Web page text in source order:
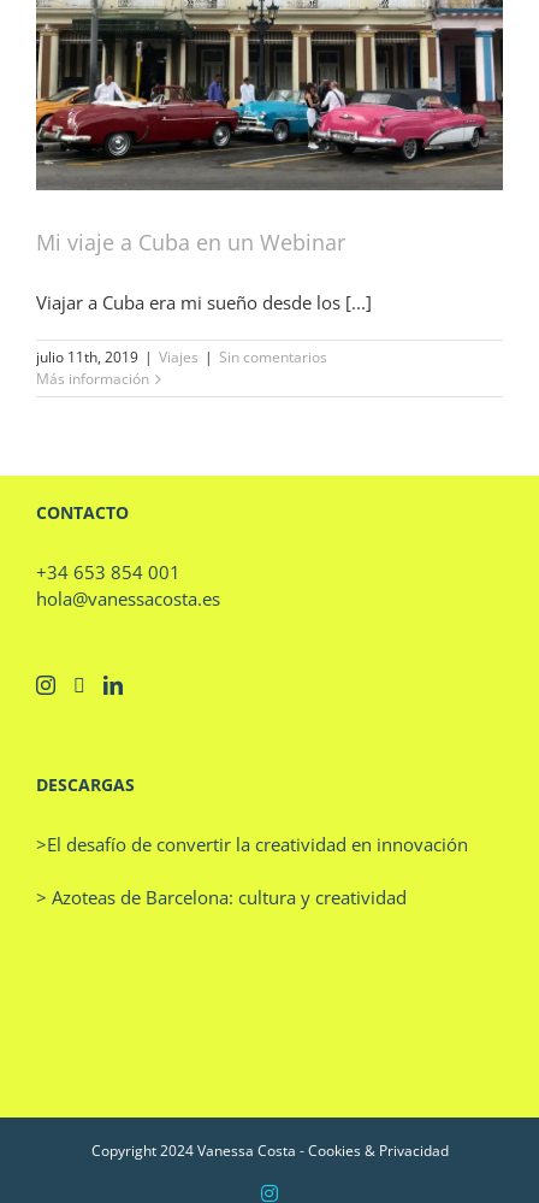
Mi viaje a Cuba en un Webinar
Viajar a Cuba era mi sueño desde los [...]
julio 11th, 2019 | Viajes | Sin comentarios
Más información
CONTACTO
+34 653 854 001
hola@vanessacosta.es
DESCARGAS
>El desafío de convertir la creatividad en innovación
> Azoteas de Barcelona: cultura y creatividad
Copyright 2024 Vanessa Costa -Cookies & Privacidad
Instagram